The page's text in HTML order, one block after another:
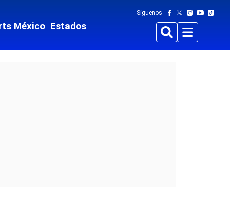
México Estados
Síguenos
BuscarMenu